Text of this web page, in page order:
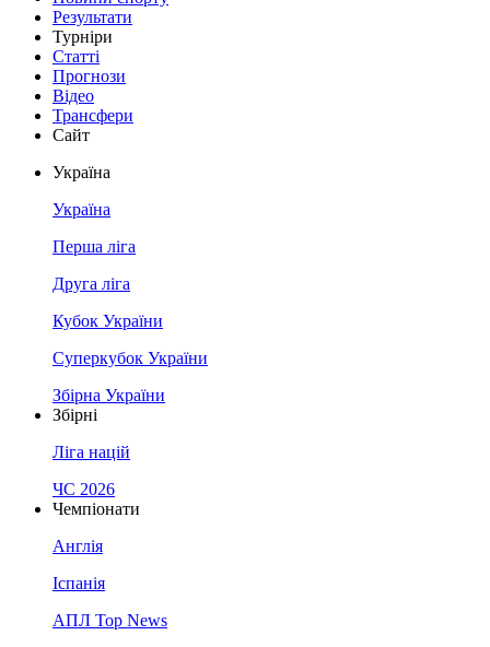
Результати
Турніри
Статті
Прогнози
Відео
Трансфери
Сайт
Україна
Україна
Перша ліга
Друга ліга
Кубок України
Суперкубок України
Збірна України
Збірні
Ліга націй
ЧС 2026
Чемпіонати
Англія
Іспанія
АПЛ Top News